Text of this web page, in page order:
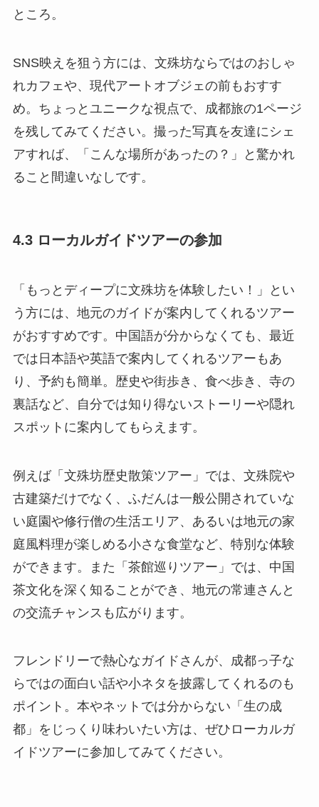
ところ。
SNS映えを狙う方には、文殊坊ならではのおしゃ
れカフェや、現代アートオブジェの前もおすす
め。ちょっとユニークな視点で、成都旅の1ページ
を残してみてください。撮った写真を友達にシェ
アすれば、「こんな場所があったの？」と驚かれ
ること間違いなしです。
4.3 ローカルガイドツアーの参加
「もっとディープに文殊坊を体験したい！」とい
う方には、地元のガイドが案内してくれるツアー
がおすすめです。中国語が分からなくても、最近
では日本語や英語で案内してくれるツアーもあ
り、予約も簡単。歴史や街歩き、食べ歩き、寺の
裏話など、自分では知り得ないストーリーや隠れ
スポットに案内してもらえます。
例えば「文殊坊歴史散策ツアー」では、文殊院や
古建築だけでなく、ふだんは一般公開されていな
い庭園や修行僧の生活エリア、あるいは地元の家
庭風料理が楽しめる小さな食堂など、特別な体験
ができます。また「茶館巡りツアー」では、中国
茶文化を深く知ることができ、地元の常連さんと
の交流チャンスも広がります。
フレンドリーで熱心なガイドさんが、成都っ子な
らではの面白い話や小ネタを披露してくれるのも
ポイント。本やネットでは分からない「生の成
都」をじっくり味わいたい方は、ぜひローカルガ
イドツアーに参加してみてください。